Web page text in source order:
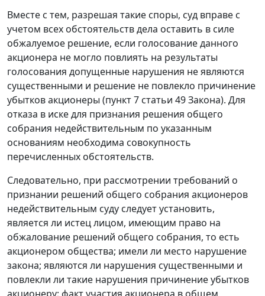
Вместе с тем, разрешая такие споры, суд вправе с
учетом всех обстоятельств дела оставить в силе
обжалуемое решение, если голосование данного
акционера не могло повлиять на результаты
голосования допущенные нарушения не являются
существенными и решение не повлекло причинение
убытков акционеры (пункт 7 статьи 49Закона). Для
отказа в иске для признания решения общего
собрания недействительным по указанным
основаниям необходима совокупность
перечисленных обстоятельств.
Следовательно, при рассмотрении требований о
признании решений общего собрания акционеров
недействительным суду следует установить,
является ли истец лицом, имеющим право на
обжалование решений общего собрания, то есть
акционером общества; имели ли место нарушение
закона; являются ли нарушения существенными и
повлекли ли такие нарушения причинение убытков